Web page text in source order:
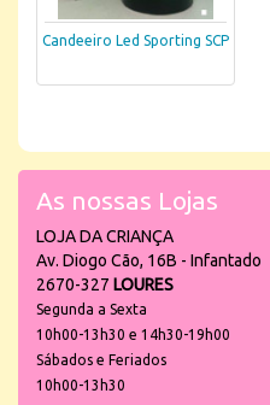
Candeeiro Led Sporting SCP
As nossas Lojas
LOJA DA CRIANÇA
Av. Diogo Cão, 16B - Infantado
2670-327 LOURES
Segunda a Sexta
10h00-13h30 e 14h30-19h00
Sábados e Feriados
10h00-13h30